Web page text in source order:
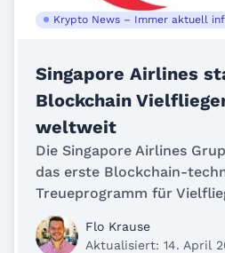
Krypto News – Immer aktuell
Singapore Airlines
Blockchain
weltweit
Die Singapore Airlines
das erste Blockchain-
Treueprogramm für
Flo Krause
Aktualisiert: 14. April